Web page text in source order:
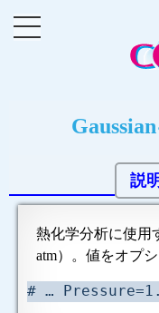
説明
熱化学分析に使用
atm）。値をオプ
# …